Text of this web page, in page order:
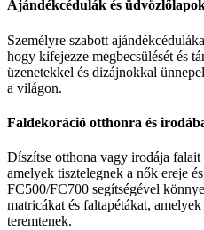
Ajándékcédulák és
Személyre szabott
hogy kifejezze megbecsülését és
üzenetekkel és dizájnokkal
a világon.
Faldekoráció otthonra és
Díszítse otthona vagy irodája
amelyek tisztelegnek a nők ereje
FC500/FC700 segítségével
matricákat és faltapétákat,
teremtenek.